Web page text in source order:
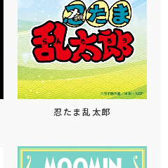
忍たま乱太郎